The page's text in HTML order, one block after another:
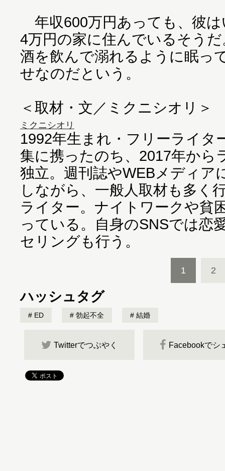
年収600万円あっても、彼
4万円の家に住んでいるそう
酒を飲んで溺れるように眠っ
せなのだという。
＜取材・文／ミクニシオリ＞
ミクニシオリ
1992年生まれ・フリーライタ
集に携ったのち、2017年から
独立。週刊誌やWEBメディア
しながら、一般人取材も多く
ライター。ナイトワークや貧
っている。自身のSNSでは恋
セリングも行う。
1 2
ハッシュタグ
ED 勃起不全 結婚
Twitterでつぶやく Facebookでシ